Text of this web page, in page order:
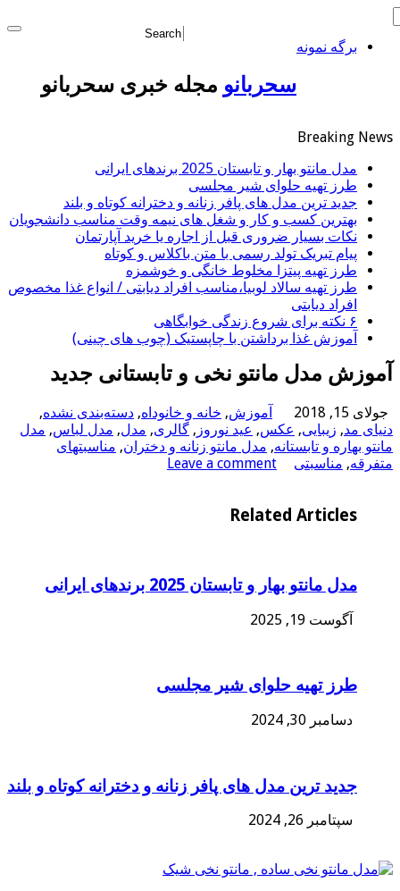
برگه نمونه
سحربانو مجله خبری سحربانو
Breaking News
مدل مانتو بهار و تابستان 2025 برندهای ایرانی
طرز تهیه حلوای شیر مجلسی
جدید ترین مدل های پافر زنانه و دخترانه کوتاه و بلند
بهترین کسب و کار و شغل های نیمه وقت مناسب دانشجویان
نکات بسیار ضروری قبل از اجاره یا خرید آپارتمان
پیام تبریک تولد رسمی با متن باکلاس و کوتاه
طرز تهیه پیتزا مخلوط خانگی و خوشمزه
طرز تهیه سالاد لوبیا،مناسب افراد دیابتی / انواع غذا مخصوص
افراد دیابتی
۶ نکته برای شروع زندگی خوابگاهی
آموزش غذا برداشتن با چاپستیک (چوب های چینی)
مطالب
کرماعتبار
📱
حالا
درخواست
اعتبار
بده
🎯
ماشین
فروش
اینجا
سریع
بفروشش
برای
بار
در
ایران
🇮🇷
این
کرم
ترمیم
کننده
23
روزه
ساخت!
نجات
شما
از
پیری!
کرم
جوانساز
تا
وام
سرمایه
در
گردش
فروشندگان
فروشگاهت
رو
ثبت
کن
آموزش مدل مانتو نخی و تابستانی جدید
جولای 15, 2018 آموزش, خانه و خانوداه, دسته‌بندی نشده,
دنیای مد, زیبایی, عکس, عید نوروز , گالری, مدل, مدل لباس, مدل
مانتو بهاره و تابستانه, مدل مانتو زنانه و دختران, مناسبتهای
متفرقه, مناسبتی Leave a comment
Related Articles
مدل مانتو بهار و تابستان 2025 برندهای ایرانی
آگوست 19, 2025
طرز تهیه حلوای شیر مجلسی
دسامبر 30, 2024
جدید ترین مدل های پافر زنانه و دخترانه کوتاه و بلند
سپتامبر 26, 2024